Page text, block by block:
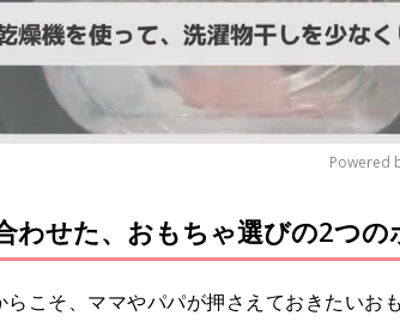
Powered
わせた、おもちゃ選びの2つの
こそ、ママやパパが押さえておきたいお